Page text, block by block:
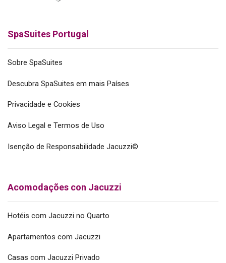
SpaSuites Portugal
Sobre SpaSuites
Descubra SpaSuites em mais Países
Privacidade e Cookies
Aviso Legal e Termos de Uso
Isenção de Responsabilidade Jacuzzi©
Acomodações con Jacuzzi
Hotéis com Jacuzzi no Quarto
Apartamentos com Jacuzzi
Casas com Jacuzzi Privado